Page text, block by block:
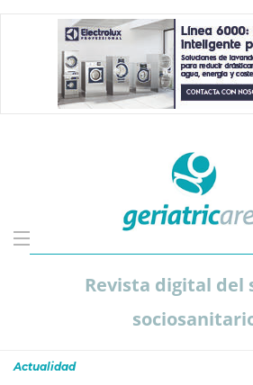
Revista digital del
Actualidad